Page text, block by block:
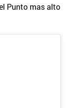
Punto mas alto